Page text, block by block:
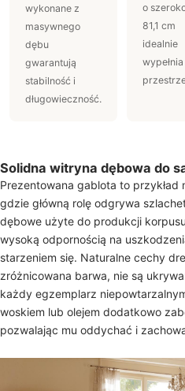
wykonane z
masywnego
dębu
gwarantują
stabilność i
długowieczność.
o
81,1 cm
idealnie
wypełnia
Solidna witryna dębowa do
Prezentowana gablota to przykład
gdzie główną rolę odgrywa
dębowe użyte do produkcji
wysoką odpornością na
starzeniem się. Naturalne cechy
zróżnicowana barwa, nie są
każdy egzemplarz
woskiem lub olejem dodatkowo
pozwalając mu oddychać i